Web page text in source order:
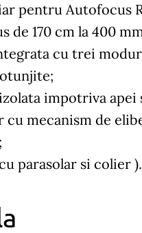
pentru Autofocus
de 170 cm la 400
cu trei
impotriva apei
cu mecanism de
parasolar si colier ).